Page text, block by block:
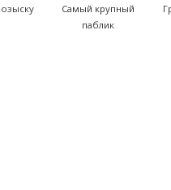
Самый крупный
паблик